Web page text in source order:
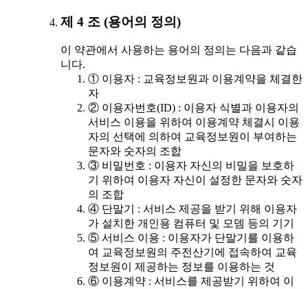
제 4 조 (용어의 정의)
이 약관에서 사용하는 용어의 정의는 다음과 같습
니다.
① 이용자 : 교육정보원과 이용계약을 체결한
자
② 이용자번호(ID) : 이용자 식별과 이용자의
서비스 이용을 위하여 이용계약 체결시 이용
자의 선택에 의하여 교육정보원이 부여하는
문자와 숫자의 조합
③ 비밀번호 : 이용자 자신의 비밀을 보호하
기 위하여 이용자 자신이 설정한 문자와 숫자
의 조합
④ 단말기 : 서비스 제공을 받기 위해 이용자
가 설치한 개인용 컴퓨터 및 모뎀 등의 기기
⑤ 서비스 이용 : 이용자가 단말기를 이용하
여 교육정보원의 주전산기에 접속하여 교육
정보원이 제공하는 정보를 이용하는 것
⑥ 이용계약 : 서비스를 제공받기 위하여 이